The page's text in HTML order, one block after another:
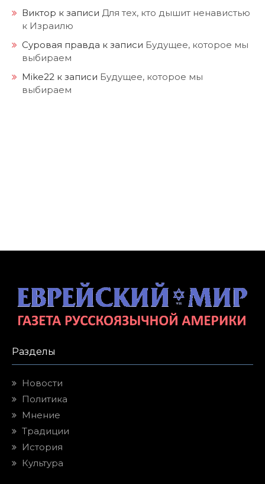
Виктор к записи Для тех, кто дышит ненавистью
к Израилю
Суровая правда к записи Будущее, которое мы
выбираем
Mike22 к записи Будущее, которое мы
выбираем
Разделы
Новости
Политика
Мнение
Традиции
История
Культура